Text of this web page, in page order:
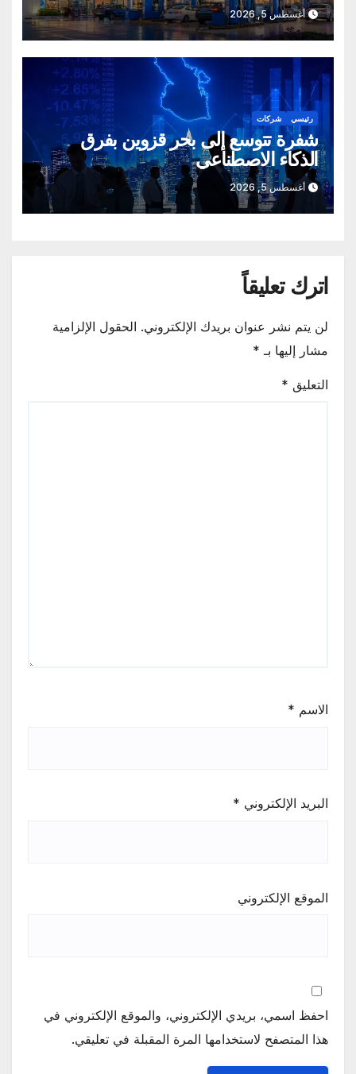
أغسطس 5, 2026
رئيسي شركات
شفرة تتوسع إلى بحر قزوين بفرق
الذكاء الاصطناعي
أغسطس 5, 2026
اترك تعليقاً
لن يتم نشر عنوان بريدك الإلكتروني. الحقول الإلزامية
مشار إليها بـ *
التعليق *
الاسم *
البريد الإلكتروني *
الموقع الإلكتروني
احفظ اسمي، بريدي الإلكتروني، والموقع الإلكتروني في
هذا المتصفح لاستخدامها المرة المقبلة في تعليقي.